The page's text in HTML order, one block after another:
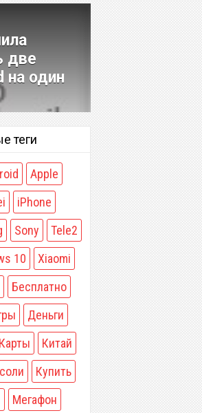
две
на один
теги
Apple
iPhone
Sony
Tele2
10
Xiaomi
Бесплатно
Деньги
Карты
Китай
Купить
Мегафон